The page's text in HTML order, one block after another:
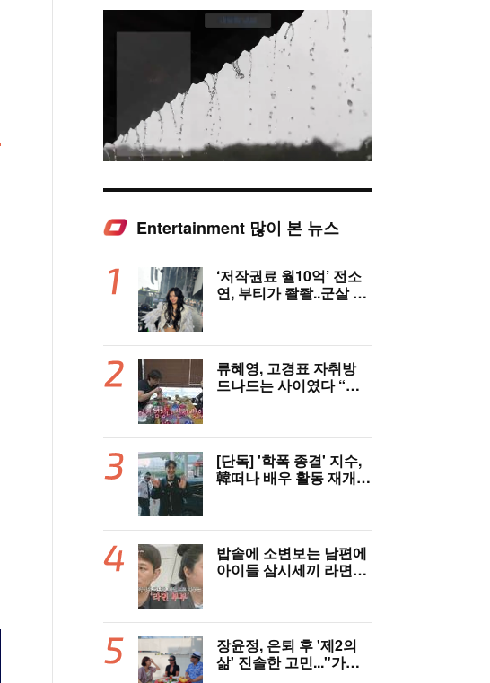
Mute
Entertainment 많이 본 뉴스
‘저작권료 월10억’ 전소
연, 부티가 좔좔..군살 제
류혜영, 고경표 자취방
드나드는 사이였다 “부
[단독] '학폭 종결' 지수,
韓떠나 배우 활동 재개
터뷰)
밥솥에 소변보는 남편에
아이들 삼시세끼 라면…
장윤정, 은퇴 후 '제2의
삶' 진솔한 고민..."가수